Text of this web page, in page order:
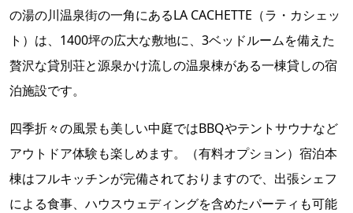
の湯の川温泉街の一角にあるLA CACHETTE（ラ・カシェッ
ト）は、1400坪の広大な敷地に、3ベッドルームを備えた
贅沢な貸別荘と源泉かけ流しの温泉棟がある一棟貸しの宿
泊施設です。
四季折々の風景も美しい中庭ではBBQやテントサウナなど
アウトドア体験も楽しめます。（有料オプション）宿泊本
棟はフルキッチンが完備されておりますので、出張シェフ
による食事、ハウスウェディングを含めたパーティも可能